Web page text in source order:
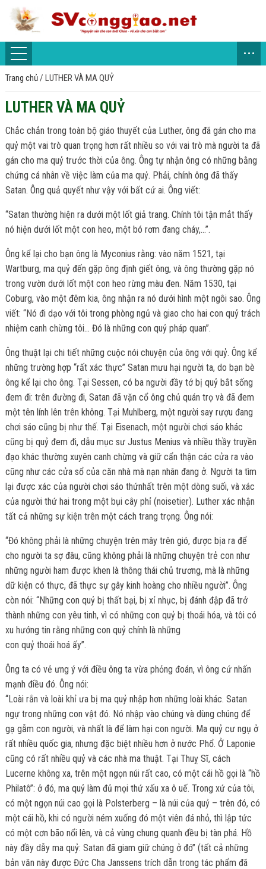
...
Trang chủ/ LUTHER VÀ MA QUỶ
LUTHER VÀ MA QUỶ
Chắc chắn trong toàn bộ giáo thuyết của Luther, ông đã gán cho ma
quỷ một vai trò quan trọng hơn rất nhiều so với vai trò mà người ta đã
gán cho ma quỷ trước thời của ông. Ông tự nhận ông có những bằng
chứng cá nhân về việc làm của ma quỷ. Phải, chính ông đã thấy
Satan. Ông quả quyết như vậy với bất cứ ai. Ông viết:
“Satan thường hiện ra dưới một lốt giả trang. Chính tôi tận mắt thấy
nó hiện dưới lốt một con heo, một bó rơm đang cháy,…”.
Ông kể lại cho bạn ông là Myconius rằng: vào năm 1521, tại
Wartburg, ma quỷ đến gặp ông định giết ông, và ông thường gặp nó
trong vườn dưới lốt một con heo rừng màu đen. Năm 1530, tại
Coburg, vào một đêm kia, ông nhận ra nó dưới hình một ngôi sao. Ông
viết: “Nó đi dạo với tôi trong phòng ngủ và giao cho hai con quỷ trách
nhiệm canh chừng tôi… Đó là những con quỷ pháp quan”.
Ông thuật lại chi tiết những cuộc nói chuyện của ông với quỷ. Ông kể
những trường hợp “rất xác thực” Satan mưu hại người ta, do bạn bè
ông kể lại cho ông. Tại Sessen, có ba người đầy tớ bị quỷ bắt sống
đem đi: trên đường đi, Satan đã vặn cổ ông chủ quán trọ và đã đem
một tên lính lên trên không. Tại Muhlberg, một người say rượu đang
chơi sáo cũng bị như thế. Tại Eisenach, một người chơi sáo khác
cũng bị quỷ đem đi, dẫu mục sư Justus Menius và nhiều thầy truyền
đạo khác thường xuyên canh chừng và giữ cẩn thận các cửa ra vào
cũng như các cửa sổ của căn nhà mà nạn nhân đang ở. Người ta tìm
lại được xác của người chơi sáo thứnhất trên một dòng suối, và xác
của người thứ hai trong một bụi cây phỉ (noisetier). Luther xác nhận
tất cả những sự kiện trên một cách trang trọng. Ông nói:
“Đó không phải là những chuyện trên mây trên gió, được bịa ra để
cho người ta sợ đâu, cũng không phải là những chuyện trẻ con như
những người ham được khen là thông thái chủ trương, mà là những
dữ kiện có thực, đã thực sự gây kinh hoàng cho nhiều người”. Ông
còn nói: “Những con quỷ bị thất bại, bị xỉ nhục, bị đánh đập đã trở
thành những con yêu tinh, vì có những con quỷ bị thoái hóa, và tôi có
xu hướng tin rằng những con quỷ chính là những
con quỷ thoái hoá ấy”.
Ông ta có vẻ ưng ý với điều ông ta vừa phỏng đoán, vì ông cứ nhấn
mạnh điều đó. Ông nói:
“Loài rắn và loài khỉ ưa bị ma quỷ nhập hơn những loài khác. Satan
ngự trong những con vật đó. Nó nhập vào chúng và dùng chúng để
gạ gẫm con người, và nhất là để làm hại con người. Ma quỷ cư ngụ ở
rất nhiều quốc gia, nhưng đặc biệt nhiều hơn ở nước Phổ. Ở Laponie
cũng có rất nhiều quỷ và các nhà ma thuật. Tại Thuỵ Sĩ, cách
Lucerne không xa, trên một ngọn núi rất cao, có một cái hồ gọi là “hồ
Philatô”: ở đó, ma quỷ làm đủ mọi thứ xấu xa ô uế. Trong xứ của tôi,
có một ngọn núi cao gọi là Polsterberg – là núi của quỷ – trên đó, có
một cái hồ, khi có người ném xuống đó một viên đá nhỏ, thì lập tức
có một cơn bão nổi lên, và cả vùng chung quanh đều bị tàn phá. Hồ
này đầy dẫy ma quỷ: Satan đã giam giữ chúng ở đó” (tất cả những
bản văn này được Đức Cha Janssens trích dẫn trong tác phẩm đã